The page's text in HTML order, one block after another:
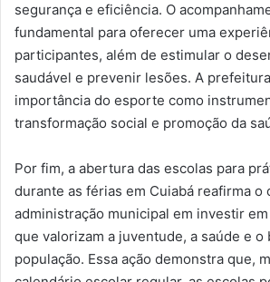
segurança e eficiência. O
fundamental para oferecer uma
participantes, além de estimular o
saudável e prevenir lesões. A
importância do esporte como
transformação social e promoção da
Por fim, a abertura das escolas para
durante as férias em Cuiabá reafirma o
administração municipal em investir
que valorizam a juventude, a saúde e o
população. Essa ação demonstra que,